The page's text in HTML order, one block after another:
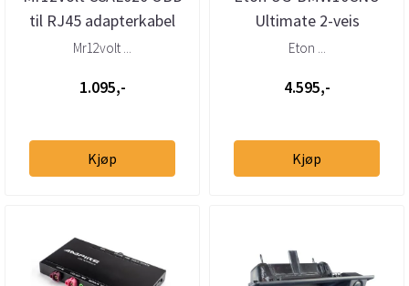
til RJ45 adapterkabel
BMW NBT aktivering
Mr12volt ...
1.095,-
Kjøp
Ultimate 2-veis
Senterhøyttaler BMW
Eton ...
4.595,-
Kjøp